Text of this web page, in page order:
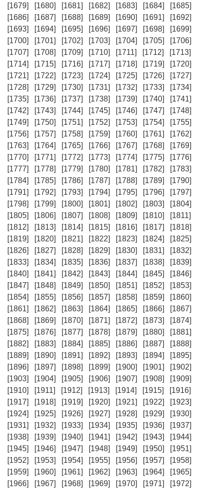
[1679]
[1680] [1681] [1682] [1683] [1684]
[1685]
[1686]
[1687] [1688] [1689] [1690] [1691]
[1692]
[1693]
[1694] [1695] [1696] [1697] [1698]
[1699]
[1700]
[1701] [1702] [1703] [1704] [1705]
[1706]
[1707]
[1708] [1709] [1710] [1711] [1712]
[1713]
[1714]
[1715] [1716] [1717] [1718] [1719]
[1720]
[1721]
[1722] [1723] [1724] [1725] [1726]
[1727]
[1728]
[1729] [1730] [1731] [1732] [1733]
[1734]
[1735]
[1736] [1737] [1738] [1739] [1740]
[1741]
[1742]
[1743] [1744] [1745] [1746] [1747]
[1748]
[1749]
[1750] [1751] [1752] [1753] [1754]
[1755]
[1756]
[1757] [1758] [1759] [1760] [1761]
[1762]
[1763]
[1764] [1765] [1766] [1767] [1768]
[1769]
[1770]
[1771] [1772] [1773] [1774] [1775]
[1776]
[1777]
[1778] [1779] [1780] [1781] [1782]
[1783]
[1784]
[1785] [1786] [1787] [1788] [1789]
[1790]
[1791]
[1792] [1793] [1794] [1795] [1796]
[1797]
[1798]
[1799] [1800] [1801] [1802] [1803]
[1804]
[1805]
[1806] [1807] [1808] [1809] [1810]
[1811]
[1812]
[1813] [1814] [1815] [1816] [1817]
[1818]
[1819]
[1820] [1821] [1822] [1823] [1824]
[1825]
[1826]
[1827] [1828] [1829] [1830] [1831]
[1832]
[1833]
[1834] [1835] [1836] [1837] [1838]
[1839]
[1840]
[1841] [1842] [1843] [1844] [1845]
[1846]
[1847]
[1848] [1849] [1850] [1851] [1852]
[1853]
[1854]
[1855] [1856] [1857] [1858] [1859]
[1860]
[1861]
[1862] [1863] [1864] [1865] [1866]
[1867]
[1868]
[1869] [1870] [1871] [1872] [1873]
[1874]
[1875]
[1876] [1877] [1878] [1879] [1880]
[1881]
[1882]
[1883] [1884] [1885] [1886] [1887]
[1888]
[1889]
[1890] [1891] [1892] [1893] [1894]
[1895]
[1896]
[1897] [1898] [1899] [1900] [1901]
[1902]
[1903]
[1904] [1905] [1906] [1907] [1908]
[1909]
[1910]
[1911] [1912] [1913] [1914] [1915]
[1916]
[1917]
[1918] [1919] [1920] [1921] [1922]
[1923]
[1924]
[1925] [1926] [1927] [1928] [1929]
[1930]
[1931]
[1932] [1933] [1934] [1935] [1936]
[1937]
[1938]
[1939] [1940] [1941] [1942] [1943]
[1944]
[1945]
[1946] [1947] [1948] [1949] [1950]
[1951]
[1952]
[1953] [1954] [1955] [1956] [1957]
[1958]
[1959]
[1960] [1961] [1962] [1963] [1964]
[1965]
[1966]
[1967] [1968] [1969] [1970] [1971]
[1972]